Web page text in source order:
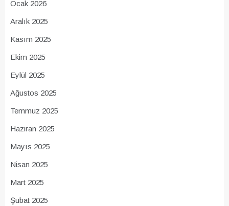
Ocak 2026
Aralık 2025
Kasım 2025
Ekim 2025
Eylül 2025
Ağustos 2025
Temmuz 2025
Haziran 2025
Mayıs 2025
Nisan 2025
Mart 2025
Şubat 2025